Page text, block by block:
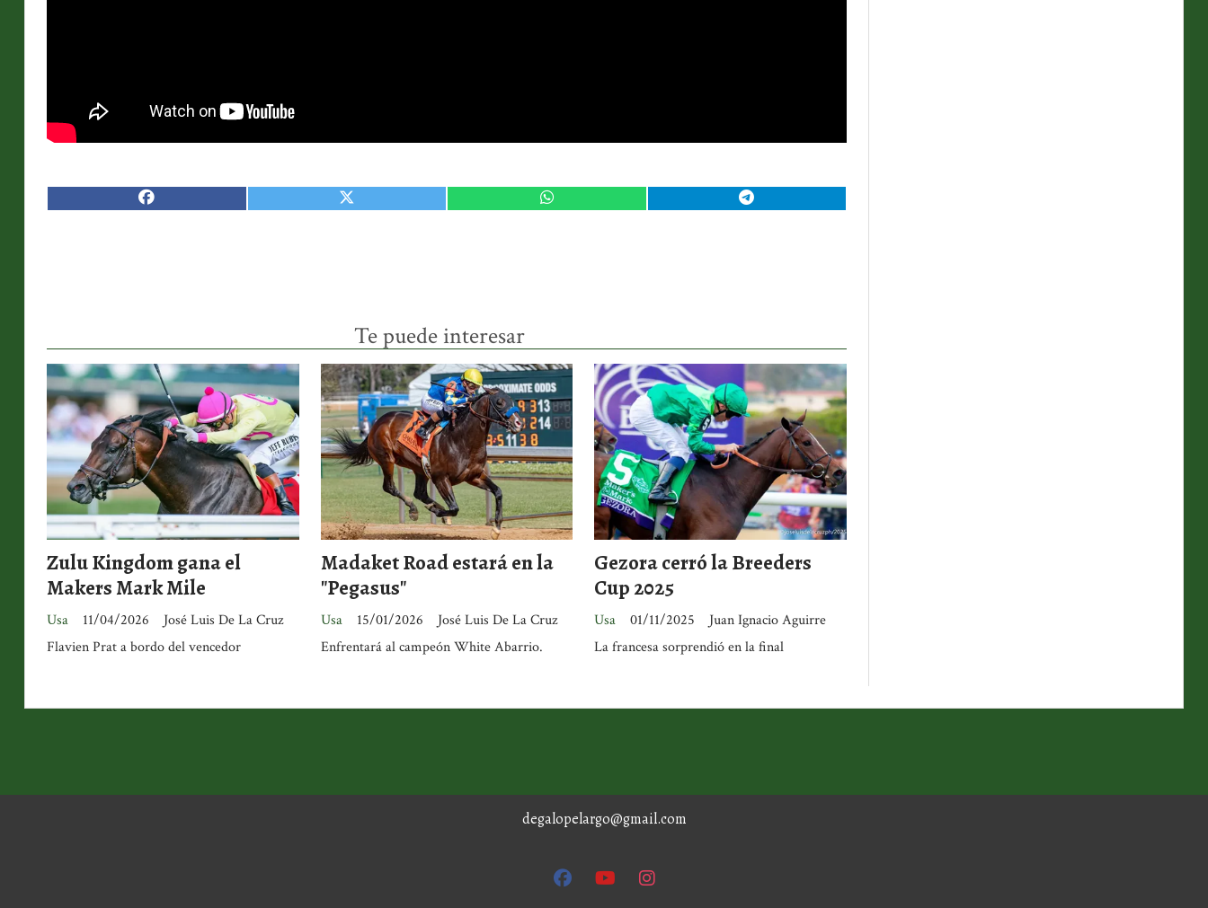
Te puede interesar
Zulu Kingdom gana el
Makers Mark Mile
José Luis De La Cruz
Usa
11/04/2026
Flavien Prat a bordo del vencedor
Madaket Road estará en la
"Pegasus"
José Luis De La Cruz
Usa
15/01/2026
Enfrentará al campeón White Abarrio.
Gezora cerró la Breeders
Cup 2025
Juan Ignacio Aguirre
Usa
01/11/2025
La francesa sorprendió en la final
degalopelargo@gmail.com